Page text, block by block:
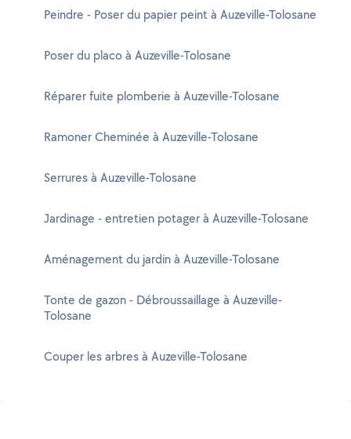
Peindre - Poser du papier peint à Auzeville-Tolosane
Poser du placo à Auzeville-Tolosane
Réparer fuite plomberie à Auzeville-Tolosane
Ramoner Cheminée à Auzeville-Tolosane
Serrures à Auzeville-Tolosane
Jardinage - entretien potager à Auzeville-Tolosane
Aménagement du jardin à Auzeville-Tolosane
Tonte de gazon - Débroussaillage à Auzeville-
Tolosane
Couper les arbres à Auzeville-Tolosane